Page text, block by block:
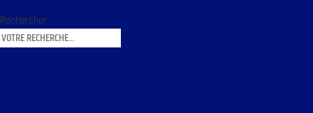
Rechercher